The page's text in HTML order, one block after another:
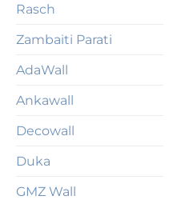
Rasch
Zambaiti Parati
AdaWall
Ankawall
Decowall
Duka
GMZ Wall